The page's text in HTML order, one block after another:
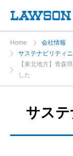
Home 会社情報
サステナビリティ
【東北地方】青森
した
サス